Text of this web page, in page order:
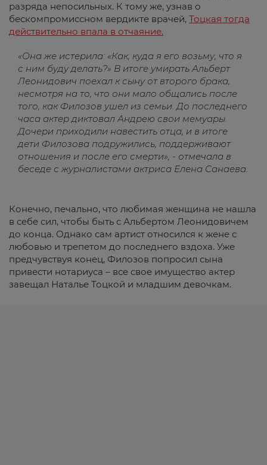
разряда непосильных. К тому же, узнав о
бескомпромиссном вердикте врачей, Тоцкая тогда
действительно впала в отчаяние.
«Она же истерила: «Как, куда я его возьму, что я
с ним буду делать?» В итоге умирать Альберт
Леонидович поехал к сыну от второго брака,
несмотря на то, что они мало общались после
того, как Филозов ушел из семьи. До последнего
часа актер диктовал Андрею свои мемуары.
Дочери приходили навестить отца, и в итоге
дети Филозова подружились, поддерживают
отношения и после его смерти», - отмечала в
беседе с журналистами актриса Елена Санаева.
Конечно, печально, что любимая женщина не нашла
в себе сил, чтобы быть с Альбертом Леонидовичем
до конца. Однако сам артист относился к жене с
любовью и трепетом до последнего вздоха. Уже
предчувствуя конец, Филозов попросил сына
привести нотариуса – все свое имущество актер
завещал Наталье Тоцкой и младшим девочкам.